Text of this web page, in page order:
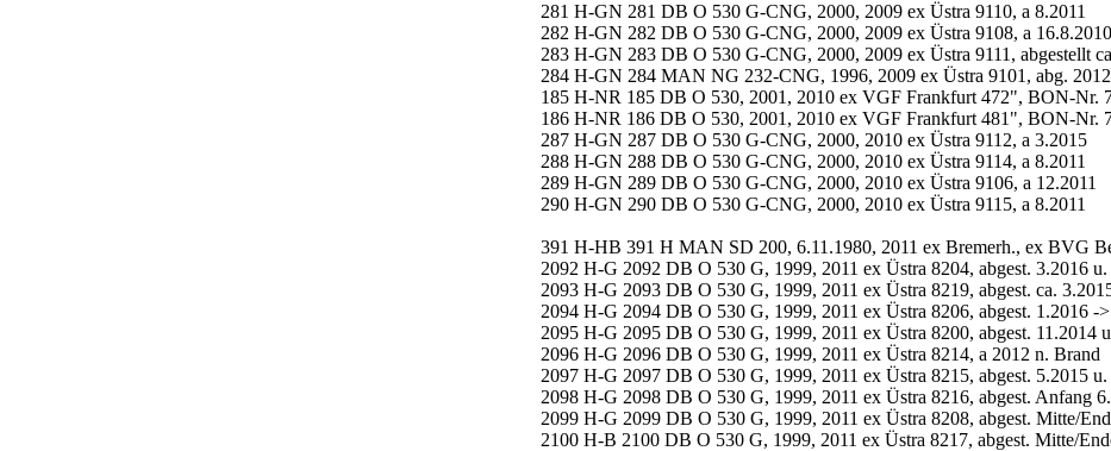
281 H-GN 281 DB O 530 G-CNG, 2000, 2009 ex Üstra 9110, a 8.2011
282 H-GN 282 DB O 530 G-CNG, 2000, 2009 ex Üstra 9108, a
283 H-GN 283 DB O 530 G-CNG, 2000, 2009 ex Üstra 9111, abgestellt
284 H-GN 284 MAN NG 232-CNG, 1996, 2009 ex Üstra 9101, abg.
185 H-NR 185 DB O 530, 2001, 2010 ex VGF Frankfurt 472", BON-Nr.
186 H-NR 186 DB O 530, 2001, 2010 ex VGF Frankfurt 481", BON-Nr.
287 H-GN 287 DB O 530 G-CNG, 2000, 2010 ex Üstra 9112, a 3.2015
288 H-GN 288 DB O 530 G-CNG, 2000, 2010 ex Üstra 9114, a 8.2011
289 H-GN 289 DB O 530 G-CNG, 2000, 2010 ex Üstra 9106, a 12.2011
290 H-GN 290 DB O 530 G-CNG, 2000, 2010 ex Üstra 9115, a 8.2011
391 H-HB 391 H MAN SD 200, 6.11.1980, 2011 ex Bremerh., ex BVG
2092 H-G 2092 DB O 530 G, 1999, 2011 ex Üstra 8204, abgest. 3.2016 u.
2093 H-G 2093 DB O 530 G, 1999, 2011 ex Üstra 8219, abgest. ca.
2094 H-G 2094 DB O 530 G, 1999, 2011 ex Üstra 8206, abgest. 1.2016 -
2095 H-G 2095 DB O 530 G, 1999, 2011 ex Üstra 8200, abgest. 11.2014
2096 H-G 2096 DB O 530 G, 1999, 2011 ex Üstra 8214, a 2012 n. Brand
2097 H-G 2097 DB O 530 G, 1999, 2011 ex Üstra 8215, abgest. 5.2015
2098 H-G 2098 DB O 530 G, 1999, 2011 ex Üstra 8216, abgest. Anfang
2099 H-G 2099 DB O 530 G, 1999, 2011 ex Üstra 8208, abgest. Mitte/
2100 H-B 2100 DB O 530 G, 1999, 2011 ex Üstra 8217, abgest. Mitte/